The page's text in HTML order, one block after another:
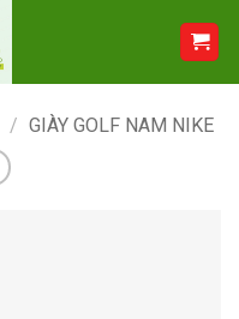
/ GIÀY GOLF NAM NIKE